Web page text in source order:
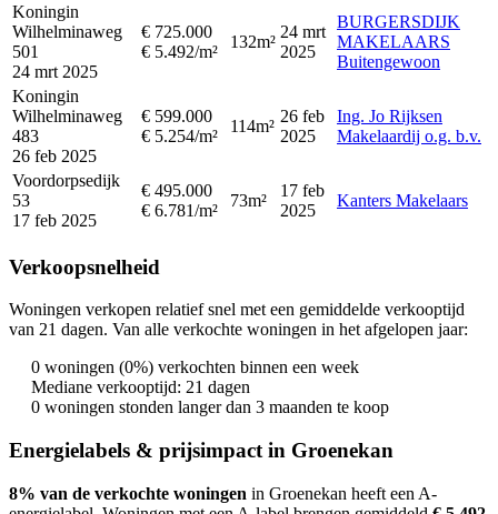
Koningin
Wilhelminaweg
501
24 mrt 2025
€ 725.000
€ 5.492/m²
132m²
24 mrt
2025
BURGERSDIJK
MAKELAARS
Buitengewoon
Koningin
Wilhelminaweg
483
26 feb 2025
€ 599.000
€ 5.254/m²
114m²
26 feb
2025
Ing. Jo Rijksen
Makelaardij o.g. b.v.
Voordorpsedijk
53
17 feb 2025
€ 495.000
€ 6.781/m²
73m²
17 feb
2025
Kanters Makelaars
Verkoopsnelheid
Woningen verkopen relatief snel met een gemiddelde verkooptijd
van 21 dagen. Van alle verkochte woningen in het afgelopen jaar:
0 woningen (0%) verkochten binnen een week
Mediane verkooptijd: 21 dagen
0 woningen stonden langer dan 3 maanden te koop
Energielabels & prijsimpact in Groenekan
8% van de verkochte woningen in Groenekan heeft een A-